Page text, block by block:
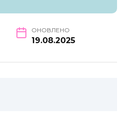
ОНОВЛЕНО
19.08.2025